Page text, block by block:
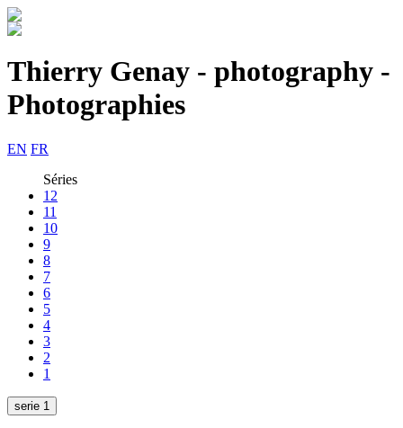
Thierry Genay - photography -
Photographies
EN FR
Séries
12
11
10
9
8
7
6
5
4
3
2
1
serie 1